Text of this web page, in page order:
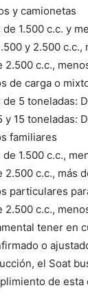
y camionetas
1.500 c.c. y
y 2.500 c.c.,
2.500 c.c.,
de carga o
de 5 toneladas:
y 15 toneladas:
familiares
1.500 c.c.,
2.500 c.c., más
particulares
2.500 c.c.,
tener en
o
el Soat
de esta